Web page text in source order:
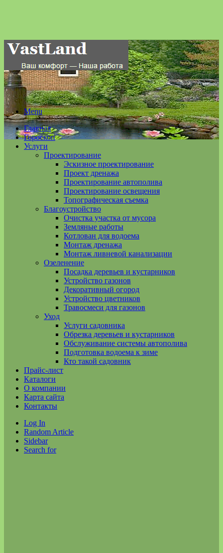
Menu
Главная
Гороскоп
Услуги
Проектирование
Эскизное проектирование
Проект дренажа
Проектирование автополива
Проектирование освещения
Топографическая съемка
Благоустройство
Очистка участка от мусора
Земляные работы
Котлован для водоема
Монтаж дренажа
Монтаж ливневой канализации
Озеленение
Посадка деревьев и кустарников
Устройство газонов
Декоративный огород
Устройство цветников
Травосмеси для газонов
Уход
Услуги садовника
Обрезка деревьев и кустарников
Обслуживание системы автополива
Подготовка водоема к зиме
Кто такой садовник
Прайс-лист
Каталоги
О компании
Карта сайта
Контакты
Log In
Random Article
Sidebar
Search for